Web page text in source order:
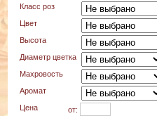
Класс роз
Цвет
Высота
Диаметр цветка
Махровость
Аромат
Цена
от: